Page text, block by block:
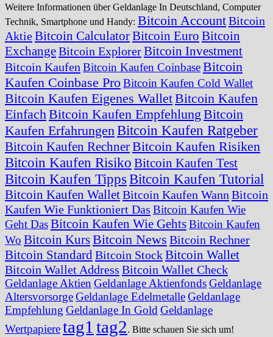
Weitere Informationen über Geldanlage In Deutschland, Computer
Technik, Smartphone und Handy: Bitcoin AccountBitcoin
AktieBitcoin CalculatorBitcoin Euro Bitcoin
ExchangeBitcoin ExplorerBitcoin Investment
Bitcoin Kaufen Bitcoin Kaufen CoinbaseBitcoin
Kaufen Coinbase ProBitcoin Kaufen Cold Wallet
Bitcoin Kaufen Eigenes WalletBitcoin Kaufen
Einfach Bitcoin Kaufen Empfehlung Bitcoin
Kaufen Erfahrungen Bitcoin Kaufen Ratgeber
Bitcoin Kaufen RechnerBitcoin Kaufen Risiken
Bitcoin Kaufen Risiko Bitcoin Kaufen Test
Bitcoin Kaufen TippsBitcoin Kaufen Tutorial
Bitcoin Kaufen WalletBitcoin Kaufen Wann Bitcoin
Kaufen Wie Funktioniert Das Bitcoin Kaufen Wie
Geht DasBitcoin Kaufen Wie GehtsBitcoin Kaufen
Wo Bitcoin KursBitcoin News Bitcoin Rechner
Bitcoin Standard Bitcoin StockBitcoin Wallet
Bitcoin Wallet Address Bitcoin Wallet Check
Geldanlage Aktien Geldanlage AktienfondsGeldanlage
AltersvorsorgeGeldanlage EdelmetalleGeldanlage
Empfehlung Geldanlage In Gold Geldanlage
Wertpapieretag1 tag2. Bitte schauen Sie sich um!